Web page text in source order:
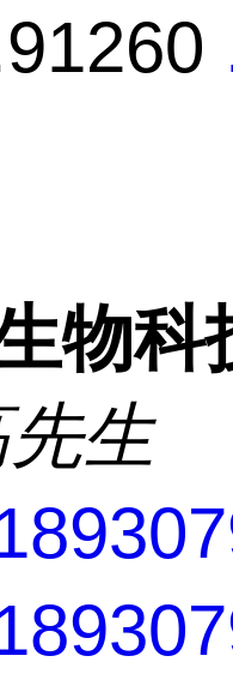
物科
生